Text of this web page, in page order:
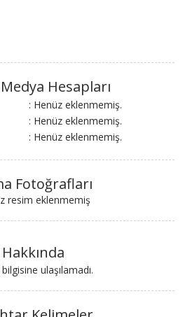
Hesapları
: Henüz eklenmemiş.
: Henüz eklenmemiş.
: Henüz eklenmemiş.
Fotoğrafları
resim eklenmemiş
Hakkında
ulaşılamadı.